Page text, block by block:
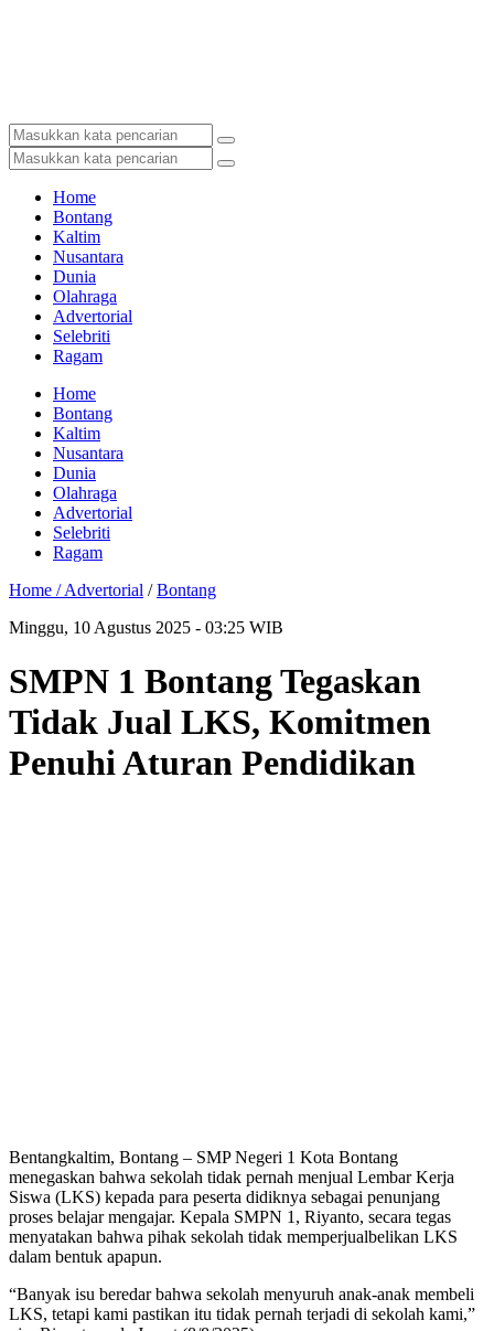
Home
Bontang
Kaltim
Nusantara
Dunia
Olahraga
Advertorial
Selebriti
Ragam
Home
Bontang
Kaltim
Nusantara
Dunia
Olahraga
Advertorial
Selebriti
Ragam
Home /Advertorial /Bontang
Minggu, 10 Agustus 2025 - 03:25 WIB
SMPN 1 Bontang Tegaskan
Tidak Jual LKS, Komitmen
Penuhi Aturan Pendidikan
Bentangkaltim, Bontang – SMP Negeri 1 Kota Bontang
menegaskan bahwa sekolah tidak pernah menjual Lembar Kerja
Siswa (LKS) kepada para peserta didiknya sebagai penunjang
proses belajar mengajar. Kepala SMPN 1, Riyanto, secara tegas
menyatakan bahwa pihak sekolah tidak memperjualbelikan LKS
dalam bentuk apapun.
“Banyak isu beredar bahwa sekolah menyuruh anak-anak membeli
LKS, tetapi kami pastikan itu tidak pernah terjadi di sekolah kami,”